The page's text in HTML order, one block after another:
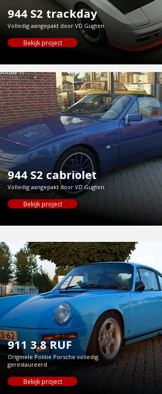
944 S2 trackday
Volledig aangepakt door VD Gugten.
Bekijk project
944 S2 cabriolet
Volledig aangepakt door VD Gugten.
Bekijk project
911 3.8 RUF
Originele Politie Porsche volledig
gerestaureerd.
Bekijk project